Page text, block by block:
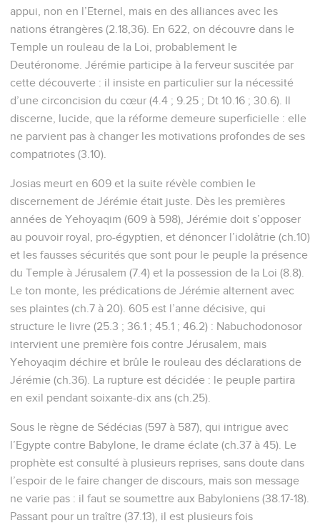
appui, non en l’Eternel, mais en des alliances avec les
nations étrangères (2.18,36). En 622, on découvre dans le
Temple un rouleau de la Loi, probablement le
Deutéronome. Jérémie participe à la ferveur suscitée par
cette découverte : il insiste en particulier sur la nécessité
d’une circoncision du cœur (4.4 ; 9.25 ; Dt 10.16 ; 30.6). Il
discerne, lucide, que la réforme demeure superficielle : elle
ne parvient pas à changer les motivations profondes de ses
compatriotes (3.10).
Josias meurt en 609 et la suite révèle combien le
discernement de Jérémie était juste. Dès les premières
années de Yehoyaqim (609 à 598), Jérémie doit s’opposer
au pouvoir royal, pro-égyptien, et dénoncer l’idolâtrie (ch.10)
et les fausses sécurités que sont pour le peuple la présence
du Temple à Jérusalem (7.4) et la possession de la Loi (8.8).
Le ton monte, les prédications de Jérémie alternent avec
ses plaintes (ch.7 à 20). 605 est l’anne décisive, qui
structure le livre (25.3 ; 36.1 ; 45.1 ; 46.2) : Nabuchodonosor
intervient une première fois contre Jérusalem, mais
Yehoyaqim déchire et brûle le rouleau des déclarations de
Jérémie (ch.36). La rupture est décidée : le peuple partira
en exil pendant soixante-dix ans (ch.25).
Sous le règne de Sédécias (597 à 587), qui intrigue avec
l’Egypte contre Babylone, le drame éclate (ch.37 à 45). Le
prophète est consulté à plusieurs reprises, sans doute dans
l’espoir de le faire changer de discours, mais son message
ne varie pas : il faut se soumettre aux Babyloniens (38.17-18).
Passant pour un traître (37.13), il est plusieurs fois